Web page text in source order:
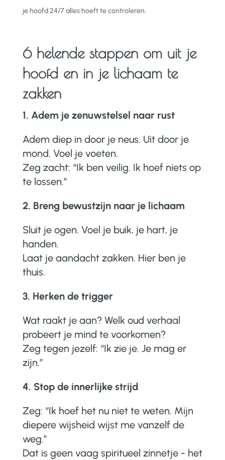
je hoofd 24/7 alles hoeft te controleren.
6 helende stappen om uit je
hoofd en in je lichaam te
zakken
1. Adem je zenuwstelsel naar rust
Adem diep in door je neus. Uit door je
mond. Voel je voeten.
Zeg zacht: “Ik ben veilig. Ik hoef niets op
te lossen.”
2. Breng bewustzijn naar je lichaam
Sluit je ogen. Voel je buik, je hart, je
handen.
Laat je aandacht zakken. Hier ben je
thuis.
3. Herken de trigger
Wat raakt je aan? Welk oud verhaal
probeert je mind te voorkomen?
Zeg tegen jezelf: “Ik zie je. Je mag er
zijn.”
4. Stop de innerlijke strijd
Zeg: “Ik hoef het nu niet te weten. Mijn
diepere wijsheid wijst me vanzelf de
weg.”
Dat is geen vaag spiritueel zinnetje - het